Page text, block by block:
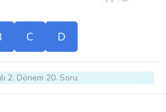
C D
2. Dönem 20. Soru